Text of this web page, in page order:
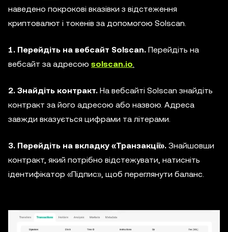
наведено покрокові вказівки з відстеження
криптовалют і токенів за допомогою Solscan.
1. Перейдіть на вебсайт Solscan. Перейдіть на
вебсайт за адресою solscan.io.
2. Знайдіть контракт. На вебсайті Solscan знайдіть
контракт за його адресою або назвою. Адреса
завжди вказується цифрами та літерами.
3. Перейдіть на вкладку «Транзакції». Знайшовши
контракт, який потрібно відстежувати, натисніть
ідентифікатор «Підпис», щоб переглянути баланс.